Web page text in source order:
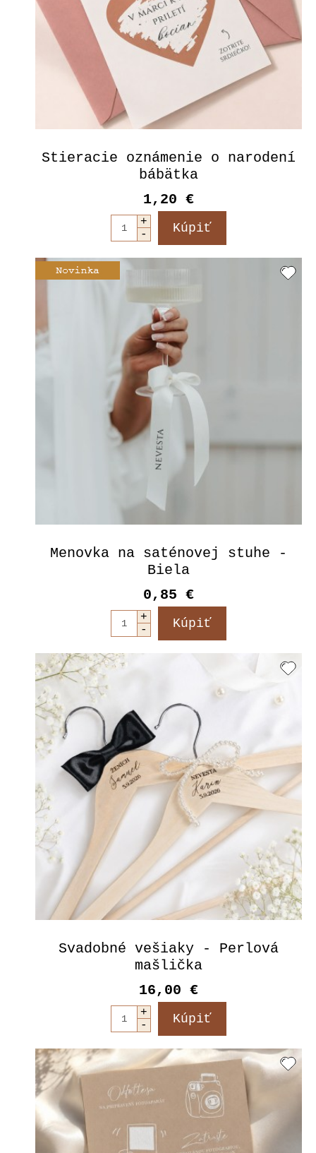
Stieracie oznámenie o narodení
bábätka
1,20 €
Menovka na saténovej stuhe -
Biela
0,85 €
Svadobné vešiaky - Perlová
mašlička
16,00 €